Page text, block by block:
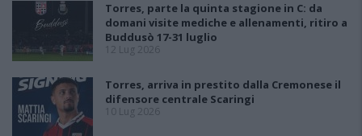
Torres, parte la quinta stagione in C: da
domani visite mediche e allenamenti, ritiro a
Buddusò 17-31 luglio
12 Lug 2026
Torres, arriva in prestito dalla Cremonese il
difensore centrale Scaringi
10 Lug 2026